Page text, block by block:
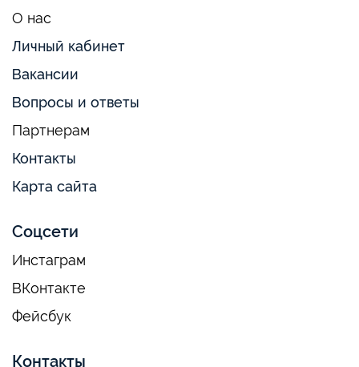
О нас
Личный кабинет
Вакансии
Вопросы и ответы
Партнерам
Контакты
Карта сайта
Соцсети
Инстаграм
ВКонтакте
Фейсбук
Контакты